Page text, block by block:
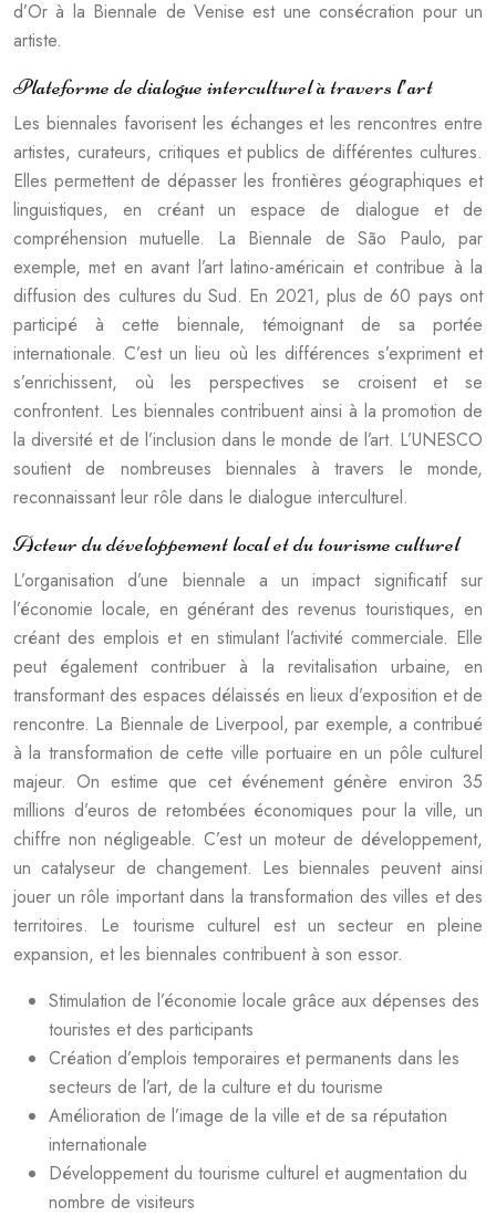
d’Or à la Biennale de Venise est une consécration pour un
artiste.
Plateforme de dialogue interculturel à travers l’art
Les biennales favorisent les échanges et les rencontres entre
artistes, curateurs, critiques et publics de différentes cultures.
Elles permettent de dépasser les frontières géographiques et
linguistiques, en créant un espace de dialogue et de
compréhension mutuelle. La Biennale de São Paulo, par
exemple, met en avant l’art latino-américain et contribue à la
diffusion des cultures du Sud. En 2021, plus de 60 pays ont
participé à cette biennale, témoignant de sa portée
internationale. C’est un lieu où les différences s’expriment et
s’enrichissent, où les perspectives se croisent et se
confrontent. Les biennales contribuent ainsi à la promotion de
la diversité et de l’inclusion dans le monde de l’art. L’UNESCO
soutient de nombreuses biennales à travers le monde,
reconnaissant leur rôle dans le dialogue interculturel.
Acteur du développement local et du tourisme culturel
L’organisation d’une biennale a un impact significatif sur
l’économie locale, en générant des revenus touristiques, en
créant des emplois et en stimulant l’activité commerciale. Elle
peut également contribuer à la revitalisation urbaine, en
transformant des espaces délaissés en lieux d’exposition et de
rencontre. La Biennale de Liverpool, par exemple, a contribué
à la transformation de cette ville portuaire en un pôle culturel
majeur. On estime que cet événement génère environ 35
millions d’euros de retombées économiques pour la ville, un
chiffre non négligeable. C’est un moteur de développement,
un catalyseur de changement. Les biennales peuvent ainsi
jouer un rôle important dans la transformation des villes et des
territoires. Le tourisme culturel est un secteur en pleine
expansion, et les biennales contribuent à son essor.
Stimulation de l’économie locale grâce aux dépenses des
touristes et des participants
Création d’emplois temporaires et permanents dans les
secteurs de l’art, de la culture et du tourisme
Amélioration de l’image de la ville et de sa réputation
internationale
Développement du tourisme culturel et augmentation du
nombre de visiteurs